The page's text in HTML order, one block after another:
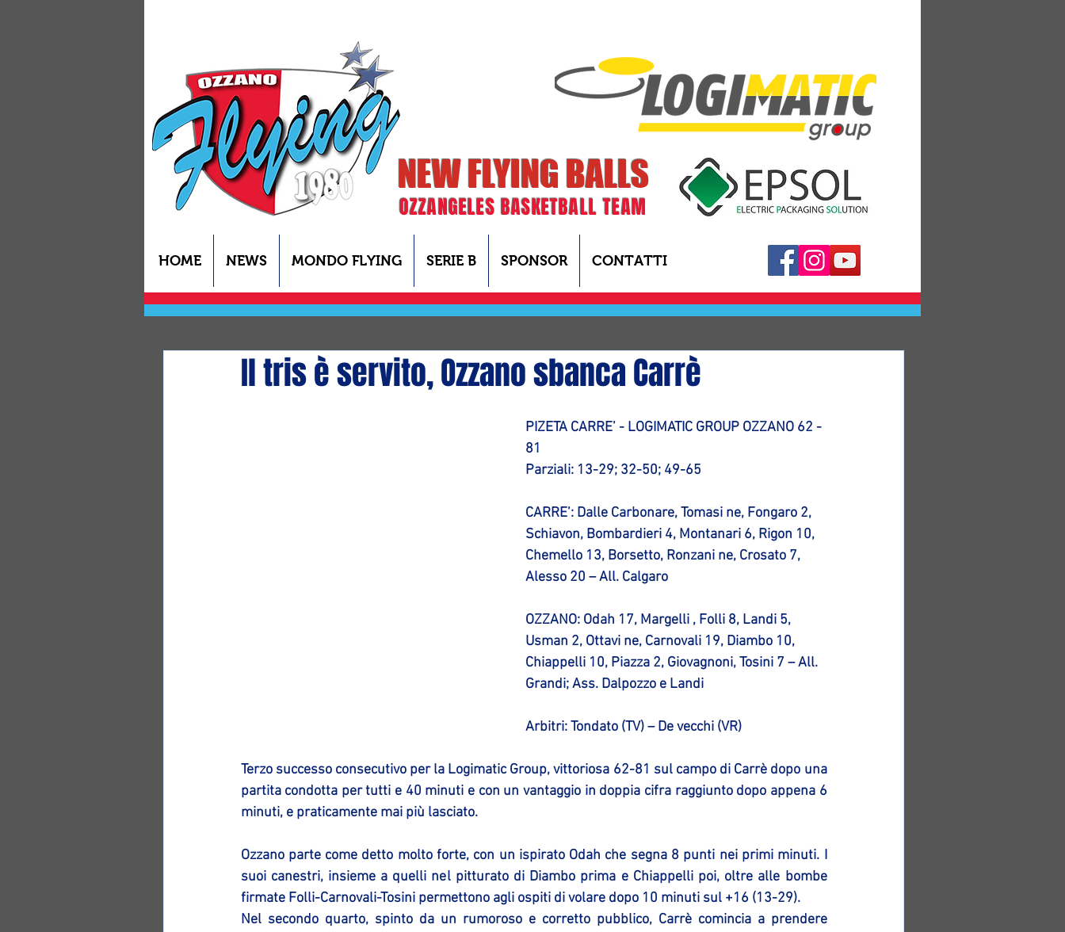
NEW FLYING BALLS
OZZANGELES BASKETBALL TEAM
HOME NEWS MONDO FLYING SERIE B SPONSOR CONTATTI
Il tris è servito, Ozzano sbanca Carrè
PIZETA CARRE’ - LOGIMATIC GROUP OZZANO 62 -
81
Parziali: 13-29; 32-50; 49-65
CARRE’: Dalle Carbonare, Tomasi ne, Fongaro 2,
Schiavon, Bombardieri 4, Montanari 6, Rigon 10,
Chemello 13, Borsetto, Ronzani ne, Crosato 7,
Alesso 20 – All. Calgaro
OZZANO: Odah 17, Margelli , Folli 8, Landi 5,
Usman 2, Ottavi ne, Carnovali 19, Diambo 10,
Chiappelli 10, Piazza 2, Giovagnoni, Tosini 7 – All.
Grandi; Ass. Dalpozzo e Landi
Arbitri: Tondato (TV) – De vecchi (VR)
Terzo successo consecutivo per la Logimatic Group, vittoriosa 62-81 sul campo di Carrè dopo una
partita condotta per tutti e 40 minuti e con un vantaggio in doppia cifra raggiunto dopo appena 6
minuti, e praticamente mai più lasciato.
Ozzano parte come detto molto forte, con un ispirato Odah che segna 8 punti nei primi minuti. I
suoi canestri, insieme a quelli nel pitturato di Diambo prima e Chiappelli poi, oltre alle bombe
firmate Folli-Carnovali-Tosini permettono agli ospiti di volare dopo 10 minuti sul +16 (13-29).
Nel secondo quarto, spinto da un rumoroso e corretto pubblico, Carrè comincia a prendere